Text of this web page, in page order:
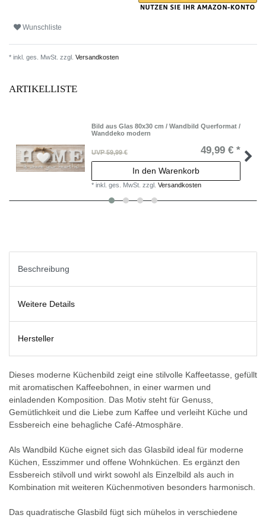
Wunschliste
* inkl. ges. MwSt. zzgl. Versandkosten
ARTIKELLISTE
Bild aus Glas 80x30 cm / Wandbild Querformat /
Wanddeko modern
UVP 59,99 € 49,99 € *
In den Warenkorb
*inkl. ges. MwSt. zzgl.Versandkosten
Beschreibung
Weitere Details
Hersteller
Dieses moderne Küchenbild zeigt eine stilvolle Kaffeetasse, gefüllt
mit aromatischen Kaffeebohnen, in einer warmen und
einladenden Komposition. Das Motiv steht für Genuss,
Gemütlichkeit und die Liebe zum Kaffee und verleiht Küche und
Essbereich eine behagliche Café-Atmosphäre.
Als Wandbild Küche eignet sich das Glasbild ideal für moderne
Küchen, Esszimmer und offene Wohnküchen. Es ergänzt den
Essbereich stilvoll und wirkt sowohl als Einzelbild als auch in
Kombination mit weiteren Küchenmotiven besonders harmonisch.
Das quadratische Glasbild fügt sich mühelos in verschiedene